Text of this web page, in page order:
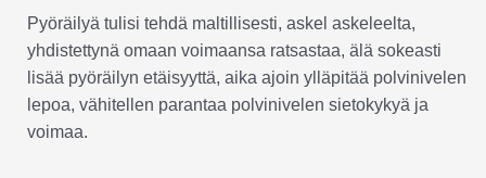
Pyöräilyä tulisi tehdä maltillisesti, askel askeleelta,
yhdistettynä omaan voimaansa ratsastaa, älä sokeasti
lisää pyöräilyn etäisyyttä, aika ajoin ylläpitää polvinivelen
lepoa, vähitellen parantaa polvinivelen sietokykyä ja
voimaa.